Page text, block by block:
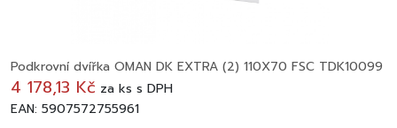
Podkrovní dvířka OMAN DK EXTRA (2) 110X70 FSC TDK10099
4 178,13 Kč za ks s DPH
EAN: 5907572755961